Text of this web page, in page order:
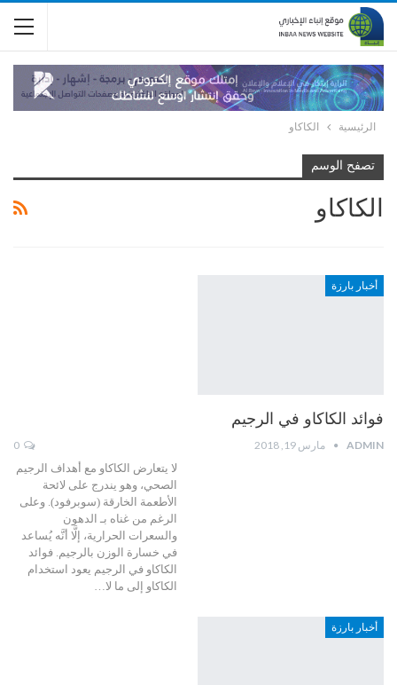
الرئيسية الكاكاو
تصفح الوسم
الكاكاو
أخبار بارزة
فوائد الكاكاو في الرجيم
ADMIN مارس 19, 2018
لا يتعارض الكاكاو مع أهداف الرجيم
الصحي، وهو يندرج على لائحة
الأطعمة الخارقة (سوبرفود). وعلى
الرغم من غناه بـ الدهون
والسعرات الحرارية، إلَّا أنَّه يُساعد
في خسارة الوزن بالرجيم. فوائد
الكاكاو في الرجيم يعود استخدام
الكاكاو إلى ما لا…
أخبار بارزة